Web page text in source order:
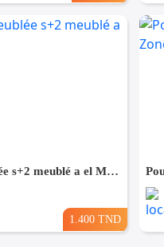
appartement meublée s+2 meublé a el Manar 2
1.400 TND